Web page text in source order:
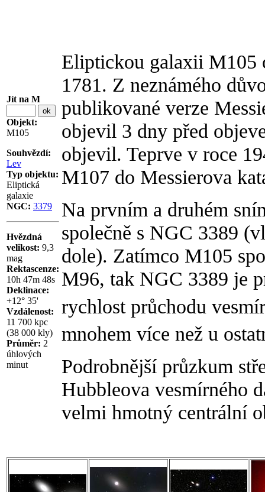
Jít na M
Objekt:
M105
Souhvězdí:
Lev
Typ objektu:
Eliptická
galaxie
NGC: 3379
Hvězdná
velikost: 9,3
mag
Rektascenze:
10h 47m 48s
Deklinace:
+12° 35'
Vzdálenost:
11 700 kpc
(38 000 kly)
Průměr: 2
úhlových
minut
Eliptickou galaxii M105
1781. Z neznámého
publikované verze
objevil 3 dny před
objevil. Teprve v roce
M107 do Messierova
Na prvním a druhém
společně s NGC 3389
dole). Zatímco M105
M96, tak NGC 3389 je
rychlost průchodu
mnohem více než u
Podrobnější průzkum
Hubbleova vesmírného
velmi hmotný centrální